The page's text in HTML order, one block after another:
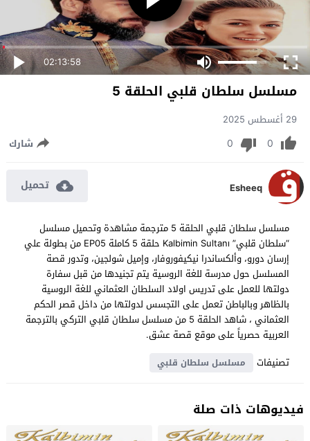
02:13:58
مسلسل سلطان قلبي الحلقة 5
29 أغسطس 2025
0
0 شارك
Esheeq تحميل
مسلسل سلطان قلبي الحلقة 5 مترجمة مشاهدة وتحميل مسلسل
“سلطان قلبي” Kalbimin Sultanı حلقة 5 كاملة EP05 من بطولة علي
إرسان دورو، وألكساندرا نيكيفوروفار، وإميل شولجين، وتدور قصة
المسلسل حول مدرسة للغة الروسية يتم تجنيدها من قبل سفارة
دولتها للعمل على تدريس اولاد السلطان العثماني للغة الروسية
بالظاهر وبالباطن تعمل على التجسس لدولتها من داخل قصر الحكم
العثماني ، شاهد الحلقة 5 من مسلسل سلطان قلبي التركي بالترجمة
العربية حصرياً على موقع قصة عشق.
تصنيفات
مسلسل سلطان قلبي
فيديوهات ذات صلة